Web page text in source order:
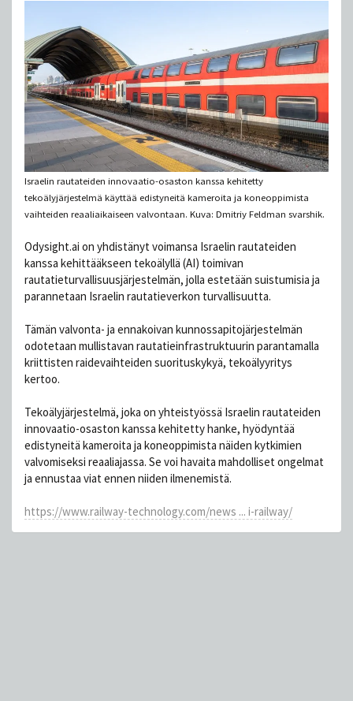
Israelin rautateiden innovaatio-osaston kanssa kehitetty
tekoälyjärjestelmä käyttää edistyneitä kameroita ja koneoppimista
vaihteiden reaaliaikaiseen valvontaan. Kuva: Dmitriy Feldman svarshik.
Odysight.ai on yhdistänyt voimansa Israelin rautateiden
kanssa kehittääkseen tekoälyllä (AI) toimivan
rautatieturvallisuusjärjestelmän, jolla estetään suistumisia ja
parannetaan Israelin rautatieverkon turvallisuutta.
Tämän valvonta- ja ennakoivan kunnossapitojärjestelmän
odotetaan mullistavan rautatieinfrastruktuurin parantamalla
kriittisten raidevaihteiden suorituskykyä, tekoälyyritys
kertoo.
Tekoälyjärjestelmä, joka on yhteistyössä Israelin rautateiden
innovaatio-osaston kanssa kehitetty hanke, hyödyntää
edistyneitä kameroita ja koneoppimista näiden kytkimien
valvomiseksi reaaliajassa. Se voi havaita mahdolliset ongelmat
ja ennustaa viat ennen niiden ilmenemistä.
https://www.railway-technology.com/news ... i-railway/